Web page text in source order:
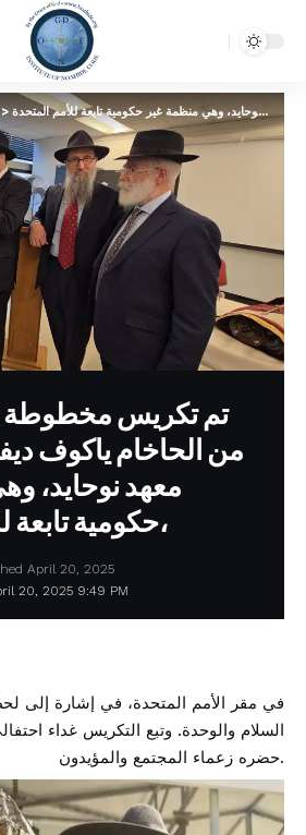
تم تكريس مخطوطة
من الحاخام ياكوف
معهد نوحايد،
حكومية تابعة للأمم المتحدة،
20, 2025 9:49 PM
April 20, 2025
في مقر الأمم المتحدة، في إشارة إلى
السلام والوحدة. وتبع التكريس غداء
حضره زعماء المجتمع والمؤيدون.